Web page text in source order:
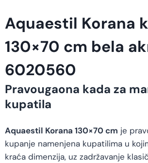
Aquaestil Korana
130×70 cm bela
6020560
Pravougaona kada za
kupatila
Aquaestil Korana 130×70 cm je
kupanje namenjena kupatilima u
kraća dimenzija, uz zadržavanje